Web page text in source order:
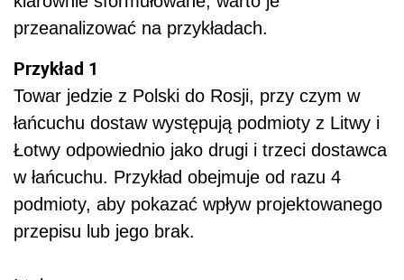
przeanalizować na przykładach.
Przykład 1
Towar jedzie z Polski do Rosji, przy czym w
łańcuchu dostaw występują podmioty z Litwy i
Łotwy odpowiednio jako drugi i trzeci dostawca
w łańcuchu. Przykład obejmuje od razu 4
podmioty, aby pokazać wpływ projektowanego
przepisu lub jego brak.